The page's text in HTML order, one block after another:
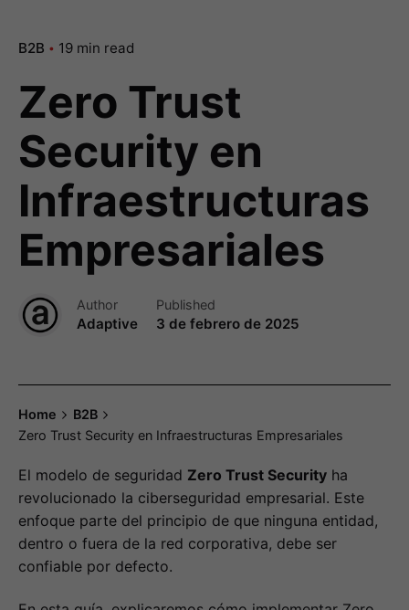
B2B 19 min read
Zero Trust
Security en
Infraestructuras
Empresariales
Author
Adaptive
Published
3 de febrero de 2025
Home
B2B
Zero Trust Security en Infraestructuras Empresariales
El modelo de seguridad Zero Trust Security ha
revolucionado la ciberseguridad empresarial. Este
enfoque parte del principio de que ninguna entidad,
dentro o fuera de la red corporativa, debe ser
confiable por defecto.